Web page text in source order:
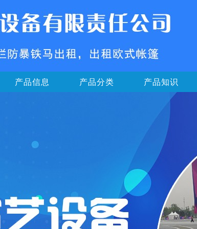
产品信息 产品分类 产品知识